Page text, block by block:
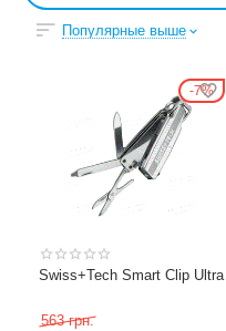
Популярные выше
7%
Swiss+Tech Smart Clip Ultra
563 грн.